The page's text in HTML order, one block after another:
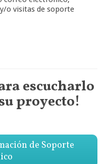
o visitas de soporte
escucharlo
proyecto!
de Soporte